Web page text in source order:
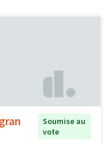
Soumise au
vote